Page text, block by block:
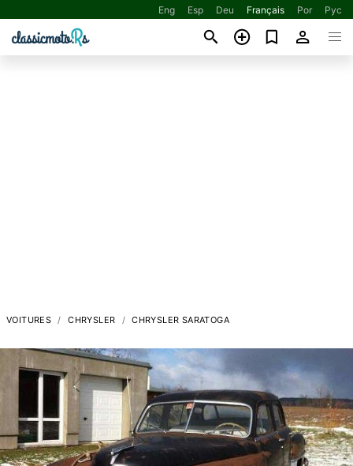
Eng Esp Deu Français Por Рус
VOITURES CHRYSLER CHRYSLER SARATOGA